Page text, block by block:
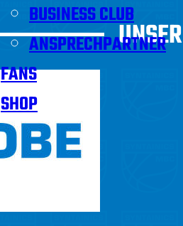
BUSINESS CLUB
ANSPRECHPARTNER
FANS
SHOP